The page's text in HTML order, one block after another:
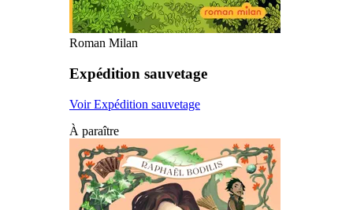
Roman Milan
Expédition sauvetage
Voir Expédition sauvetage
À paraître